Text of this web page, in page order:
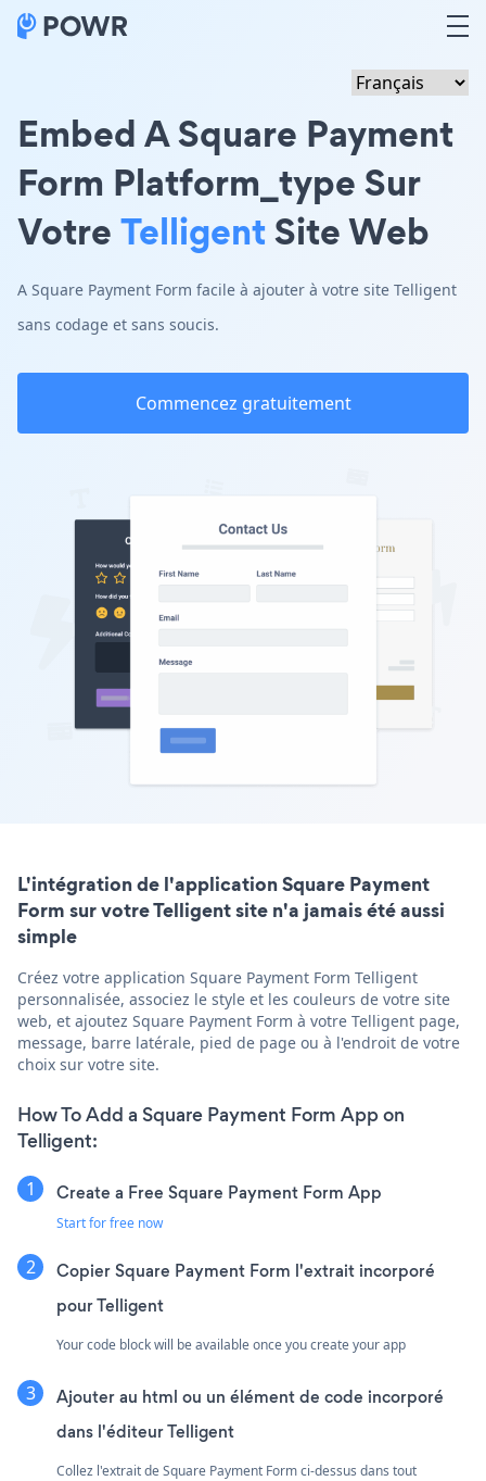
Embed A Square Payment
Form Platform_type Sur
VotreTelligentSite Web
A Square Payment Form facile à ajouter à votre site Telligent
sans codage et sans soucis.
Commencez gratuitement
L'intégration de l'application Square Payment
Form sur votre Telligent site n'a jamais été aussi
simple
Créez votre application Square Payment Form Telligent
personnalisée, associez le style et les couleurs de votre site
web, et ajoutez Square Payment Form à votre Telligent page,
message, barre latérale, pied de page ou à l'endroit de votre
choix sur votre site.
How To Add a Square Payment Form App on
Telligent:
Create a Free Square Payment Form App
Start for free now
Copier Square Payment Form l'extrait incorporé
pour Telligent
Your code block will be available once you create your app
Ajouter au html ou un élément de code incorporé
dans l'éditeur Telligent
Collez l'extrait de Square Payment Form ci-dessus dans tout